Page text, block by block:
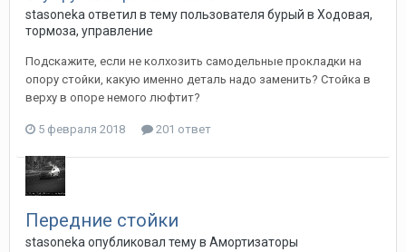
stasoneka ответил в тему пользователя бурый в Ходовая,
тормоза, управление
Подскажите, если не колхозить самодельные прокладки на
опору стойки, какую именно деталь надо заменить? Стойка в
верху в опоре немого люфтит?
5 февраля 2018 201 ответ
Передние стойки
stasoneka опубликовал тему в Амортизаторы